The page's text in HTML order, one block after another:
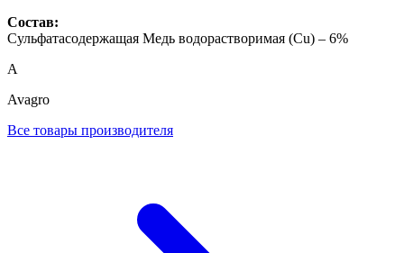
Состав:
Сульфатасодержащая Медь водорастворимая (Cu) – 6%
A
Avagro
Все товары производителя